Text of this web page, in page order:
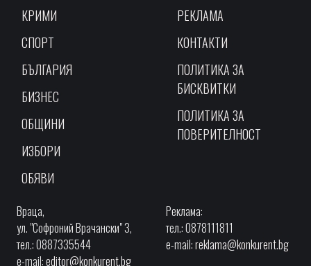
КРИМИ
СПОРТ
БЪЛГАРИЯ
БИЗНЕС
ОБЩИНИ
ИЗБОРИ
ОБЯВИ
РЕКЛАМА
КОНТАКТИ
ПОЛИТИКА ЗА
БИСКВИТКИ
ПОЛИТИКА ЗА
ПОВЕРИТЕЛНОСТ
Враца,
ул. "Софроний Врачански" 3,
тел.: 0887335544
e-mail:editor@konkurent.bg
Реклама:
тел.: 0878111811
e-mail:reklama@konkurent.bg